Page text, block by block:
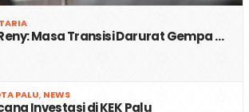
Masa Transisi Darurat Gempa …
PALU, NEWS
Investasi di KEK Palu